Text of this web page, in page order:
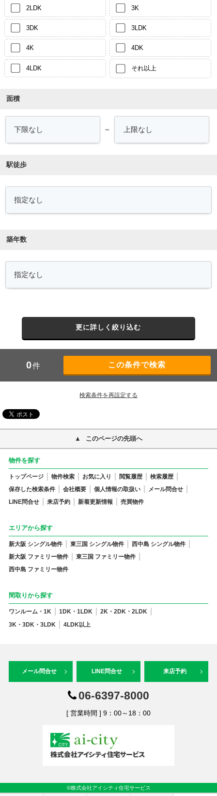
2LDK 3K
3DK 3LDK
4K 4DK
4LDK それ以上
面積
～
駅徒歩
築年数
更に詳しく絞り込む
0件
検索条件を再設定する
このページの先頭へ
物件を探す
トップページ 物件検索 お気に入り 閲覧履歴
検索履歴
保存した検索条件
会社概要 個人情報の取扱い
メール問合せ
LINE問合せ
来店予約 新着更新情報 売買物件
エリアから探す
新大阪 シングル物件 東三国 シングル物件
西中島 シングル物件
新大阪 ファミリー物件
東三国 ファミリー物件
西中島 ファミリー物件
間取りから探す
ワンルーム・1K 1DK・1LDK
2K・2DK・2LDK
3K・3DK・3LDK
4LDK以上
メール問合せ LINE問合せ 来店予約
06-6397-8000
[ 営業時間 ] 9：00～18：00
©株式会社アイシティ住宅サービス